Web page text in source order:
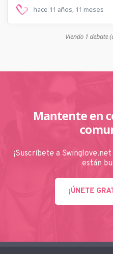
Viendo 1 debate
hace 11 años, 11 meses
Mantente en
¡Suscríbete a
están
¡ÚNETE